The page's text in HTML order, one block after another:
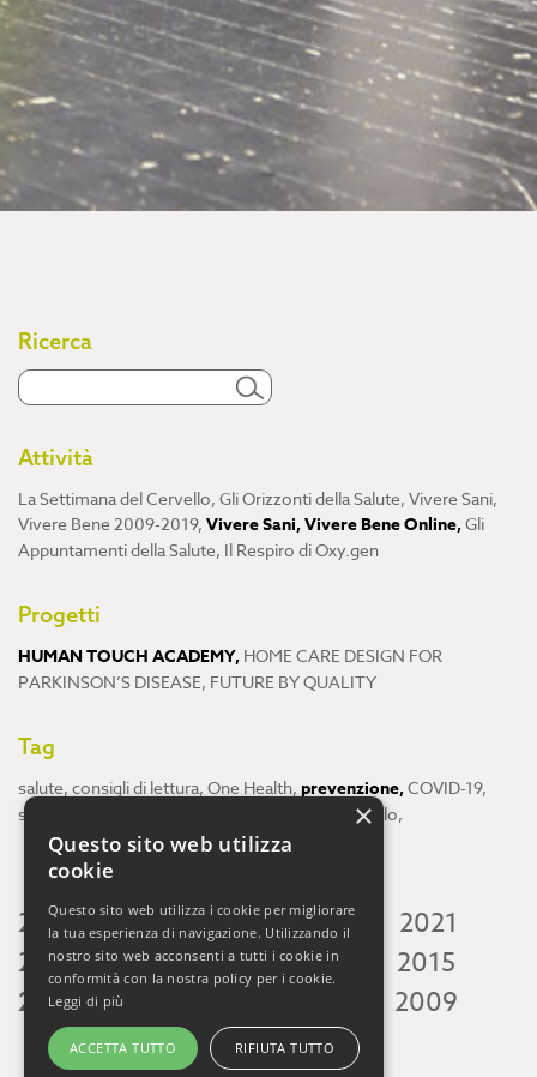
Ricerca
Attività
La Settimana del Cervello, Gli Orizzonti della Salute, Vivere Sani,
Vivere Bene 2009-2019, Vivere Sani, Vivere Bene Online,Gli
Appuntamenti della Salute, Il Respiro di Oxy.gen
Progetti
HUMAN TOUCH ACADEMY, HOME CARE DESIGN FOR
PARKINSON’S DISEASE, FUTURE BY QUALITY
Tag
salute, consigli di lettura, One Health, prevenzione,COVID-19,
scienza
cervello,
2026 2025 2024 2023 2022
2021
2020 2019 2018 2017 2016
2015
2014 2013 2009
×
Questo sito web utilizza
cookie
Questo sito web utilizza i cookie per migliorare
la tua esperienza di navigazione. Utilizzando il
nostro sito web acconsenti a tutti i cookie in
conformità con la nostra policy per i cookie.
Leggi di più
ACCETTA TUTTO RIFIUTA TUTTO